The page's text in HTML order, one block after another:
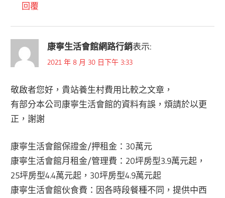
回覆
康寧生活會館網路行銷表示:
2021 年 8 月 30 日下午 3:33
敬啟者您好，貴站養生村費用比較之文章，
有部分本公司康寧生活會館的資料有誤，煩請於以更
正，謝謝
康寧生活會館保證金/押租金：30萬元
康寧生活會館月租金/管理費：20坪房型3.9萬元起，
25坪房型4.4萬元起，30坪房型4.9萬元起
康寧生活會館伙食費：因各時段餐種不同，提供中西